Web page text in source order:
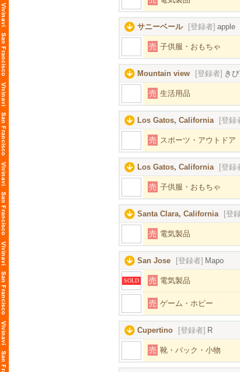
サニーベール [登録者] apple
売 子供服・おもちゃ
Mountain view [登録者] きび
売 生活用品
Los Gatos, California [登録
売 スポーツ・アウトドア
Los Gatos, California [登録
売 子供服・おもちゃ
Santa Clara, California [登
売 電気製品
San Jose [登録者] Mapo
SOLD 売 電気製品
売 ゲーム・ホビー
Cupertino [登録者] R
売 靴・バック・小物